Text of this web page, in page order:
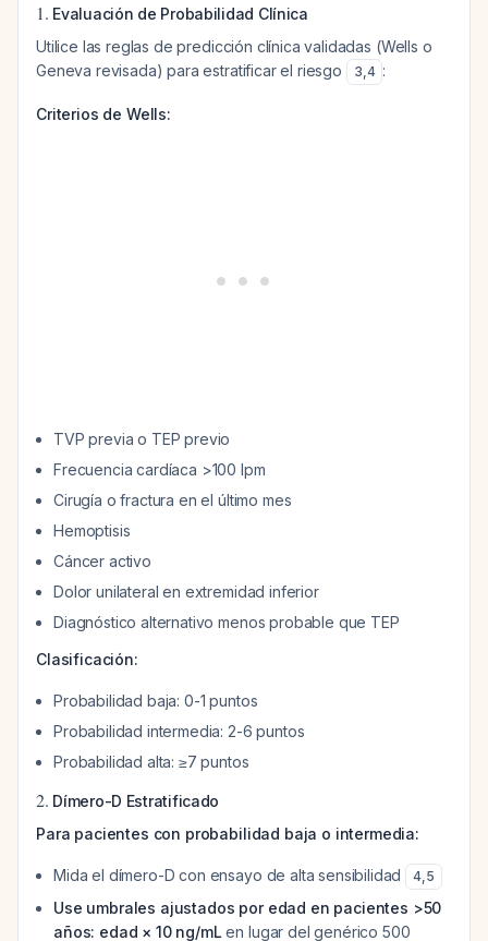
1. Evaluación de Probabilidad Clínica
Utilice las reglas de predicción clínica validadas (Wells o
Geneva revisada) para estratificar el riesgo
3,4 :
Criterios de Wells:
TVP previa o TEP previo
Frecuencia cardíaca >100 lpm
Cirugía o fractura en el último mes
Hemoptisis
Cáncer activo
Dolor unilateral en extremidad inferior
Diagnóstico alternativo menos probable que TEP
Clasificación:
Probabilidad baja: 0-1 puntos
Probabilidad intermedia: 2-6 puntos
Probabilidad alta: ≥7 puntos
2. Dímero-D Estratificado
Para pacientes con probabilidad baja o intermedia:
Mida el dímero-D con ensayo de alta sensibilidad 4,5
Use umbrales ajustados por edad en pacientes >50
años: edad × 10 ng/mL en lugar del genérico 500